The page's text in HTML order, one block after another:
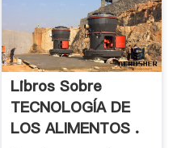
Libros Sobre
TECNOLOGÍA DE
LOS ALIMENTOS .